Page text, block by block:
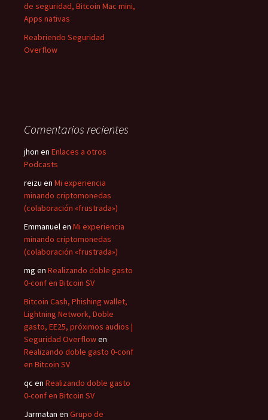
de seguridad, Bitcoin Mac mini,
Apps nativas
Reabriendo Seguridad
Overflow
Comentarios recientes
jhon en Enlaces a otros
Podcasts
reizu en Mi experiencia
minando criptomonedas
(colaboración «frustrada»)
Emmanuelen Mi experiencia
minando criptomonedas
(colaboración «frustrada»)
mg en Realizando doble gasto
0-conf en Bitcoin SV
Bitcoin Cash, Phishing wallet,
Lightning Network, Doble
gasto, EE25, próximos audios |
Seguridad Overflowen
Realizando doble gasto 0-conf
en Bitcoin SV
qc en Realizando doble gasto
0-conf en Bitcoin SV
Jarmatan en Grupo de